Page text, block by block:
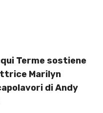
Terme sostiene
Marilyn
di Andy